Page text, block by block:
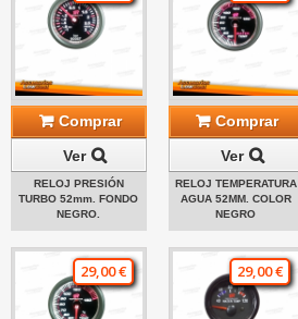
Comprar
Ver
RELOJ PRESIÓN
TURBO 52mm. FONDO
NEGRO.
Comprar
Ver
RELOJ TEMPERATURA
AGUA 52MM. COLOR
NEGRO
29,00 € 29,00 €